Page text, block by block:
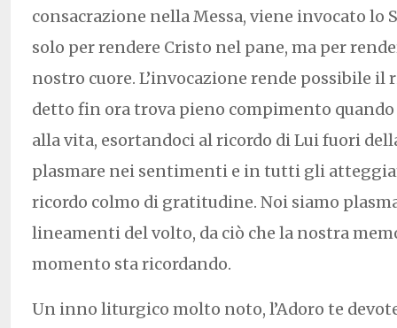
consacrazione nella Messa, viene invocato lo
solo per rendere Cristo nel pane, ma per
nostro cuore. L’invocazione rende possibile il
detto fin ora trova pieno compimento
alla vita, esortandoci al ricordo di Lui fuori
plasmare nei sentimenti e in tutti gli
ricordo colmo di gratitudine. Noi siamo
lineamenti del volto, da ciò che la nostra
momento sta ricordando.
Un inno liturgico molto noto, l’Adoro te